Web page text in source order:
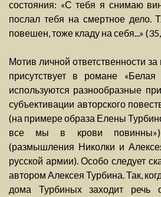
состояния: «С тебя я снимаю
послал тебя на смертное дело.
повешен, тоже кладу на себя...»
Мотив личной ответственности
присутствует в романе «Белая
используются разнообразные
субъективации авторского
(на примере образа Елены
все мы в крови повинны»),
(размышления Николки и
русской армии). Особо следует
автором Алексея Турбина. Так,
дома Турбиных заходит речь